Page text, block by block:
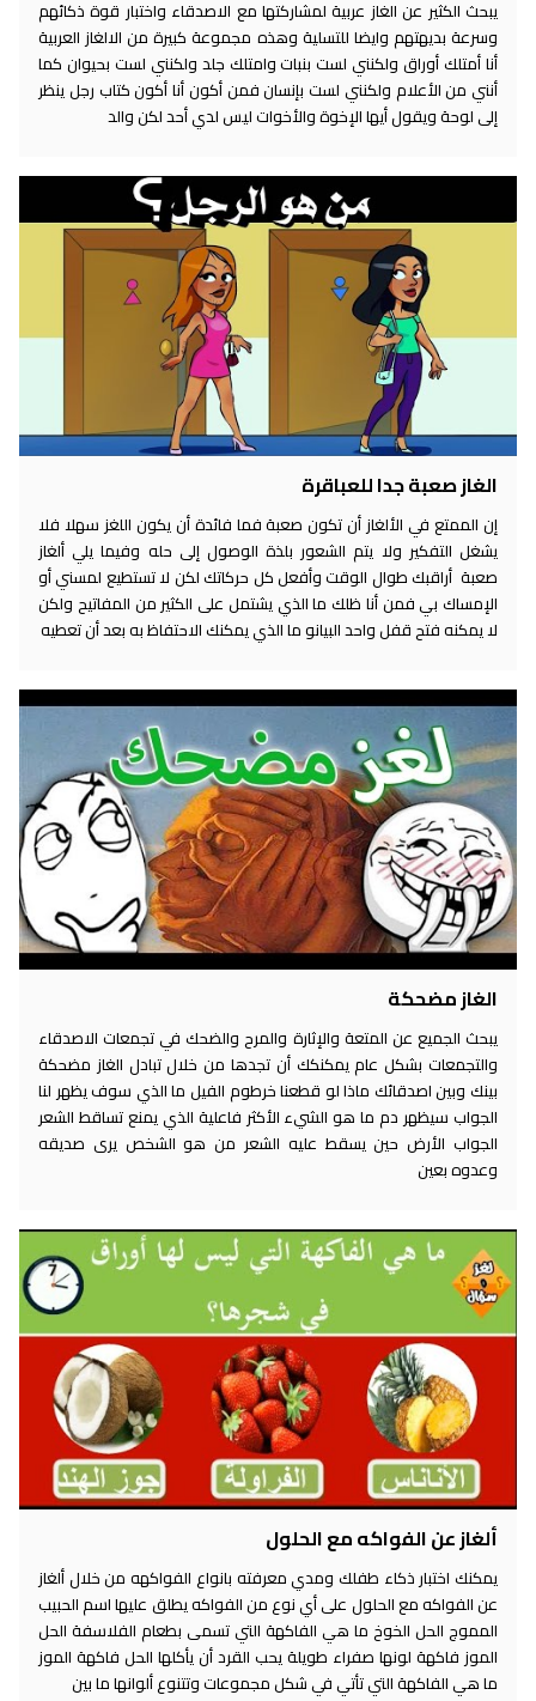
يبحث الكثير عن الغاز عربية لمشاركتها مع الاصدقاء واختبار قوة ذكائهم
وسرعة بديهتهم وايضا للتسلية وهذه مجموعة كبيرة من الالغاز العربية
أنا أمتلك أوراق ولكنني لست بنبات وامتلك جلد ولكنني لست بحيوان كما
أنني من الأعلام ولكنني لست بإنسان فمن أكون أنا أكون كتاب رجل ينظر
إلى لوحة ويقول أيها الإخوة والأخوات ليس لدي أحد لكن والد
الغاز صعبة جدا للعباقرة
إن الممتع في الألغاز أن تكون صعبة فما فائدة أن يكون اللغز سهلا فلا
يشغل التفكير ولا يتم الشعور بلذة الوصول إلى حله وفيما يلي ألغاز
صعبة أراقبك طوال الوقت وأفعل كل حركاتك لكن لا تستطيع لمسني أو
الإمساك بي فمن أنا ظلك ما الذي يشتمل على الكثير من المفاتيح ولكن
لا يمكنه فتح قفل واحد البيانو ما الذي يمكنك الاحتفاظ به بعد أن تعطيه
الغاز مضحكة
يبحث الجميع عن المتعة والإثارة والمرح والضحك في تجمعات الاصدقاء
والتجمعات بشكل عام يمكنكك أن تجدها من خلال تبادل الغاز مضحكة
بينك وبين اصدقائك ماذا لو قطعنا خرطوم الفيل ما الذي سوف يظهر لنا
الجواب سيظهر دم ما هو الشيء الأكثر فاعلية الذي يمنع تساقط الشعر
الجواب الأرض حين يسقط عليه الشعر من هو الشخص يرى صديقه
وعدوه بعين
ألغاز عن الفواكه مع الحلول
يمكنك اختبار ذكاء طفلك ومدي معرفته بانواع الفواكهه من خلال ألغاز
عن الفواكه مع الحلول على أي نوع من الفواكه يطلق عليها اسم الحبيب
المموج الحل الخوخ ما هي الفاكهة التي تسمى بطعام الفلاسفة الحل
الموز فاكهة لونها صفراء طويلة يحب القرد أن يأكلها الحل فاكهة الموز
ما هي الفاكهة التي تأتي في شكل مجموعات وتتنوع ألوانها ما بين